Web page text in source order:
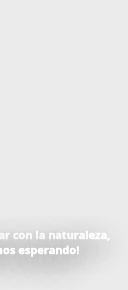
con la naturaleza,
esperando!